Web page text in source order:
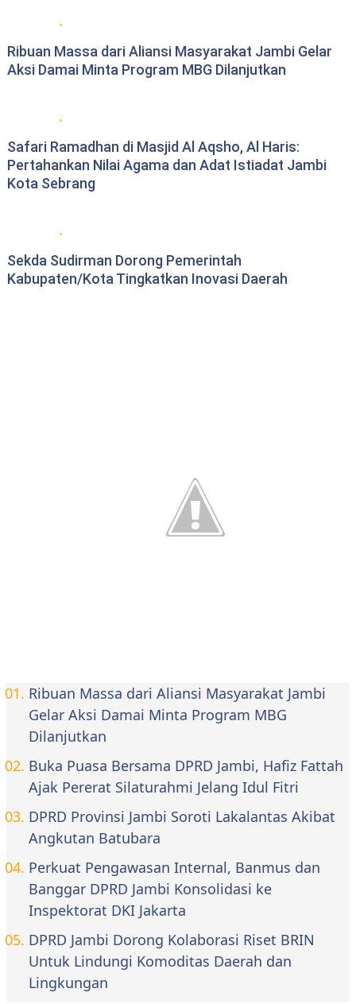
Ribuan Massa dari Aliansi Masyarakat Jambi Gelar
Aksi Damai Minta Program MBG Dilanjutkan
Safari Ramadhan di Masjid Al Aqsho, Al Haris:
Pertahankan Nilai Agama dan Adat Istiadat Jambi
Kota Sebrang
Sekda Sudirman Dorong Pemerintah
Kabupaten/Kota Tingkatkan Inovasi Daerah
Ribuan Massa dari Aliansi Masyarakat Jambi
Gelar Aksi Damai Minta Program MBG
Dilanjutkan
Buka Puasa Bersama DPRD Jambi, Hafiz Fattah
Ajak Pererat Silaturahmi Jelang Idul Fitri
DPRD Provinsi Jambi Soroti Lakalantas Akibat
Angkutan Batubara
Perkuat Pengawasan Internal, Banmus dan
Banggar DPRD Jambi Konsolidasi ke
Inspektorat DKI Jakarta
DPRD Jambi Dorong Kolaborasi Riset BRIN
Untuk Lindungi Komoditas Daerah dan
Lingkungan